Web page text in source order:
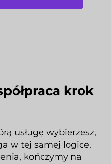
krok
usługę wybierzesz,
w tej samej logice.
kończymy na